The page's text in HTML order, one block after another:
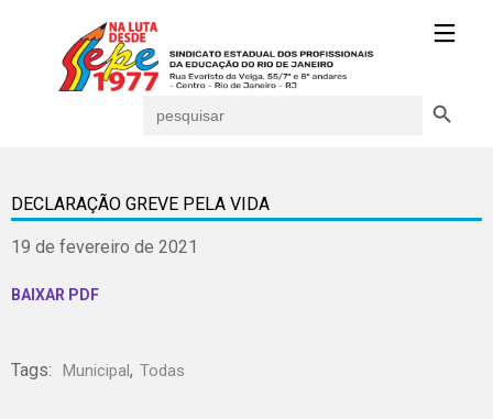
for:
DECLARAÇÃO GREVE PELA VIDA
19 de fevereiro de 2021
BAIXAR PDF
Tags: Municipal, Todas